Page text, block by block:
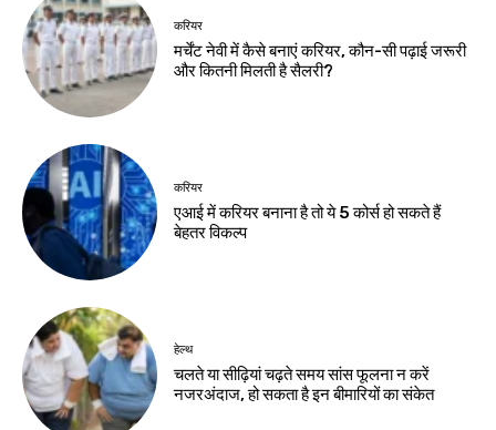
करियर
मर्चेंट नेवी में कैसे बनाएं करियर, कौन-सी पढ़ाई जरूरी
और कितनी मिलती है सैलरी?
करियर
एआई में करियर बनाना है तो ये 5 कोर्स हो सकते हैं
बेहतर विकल्प
हेल्थ
चलते या सीढ़ियां चढ़ते समय सांस फूलना न करें
नजरअंदाज, हो सकता है इन बीमारियों का संकेत